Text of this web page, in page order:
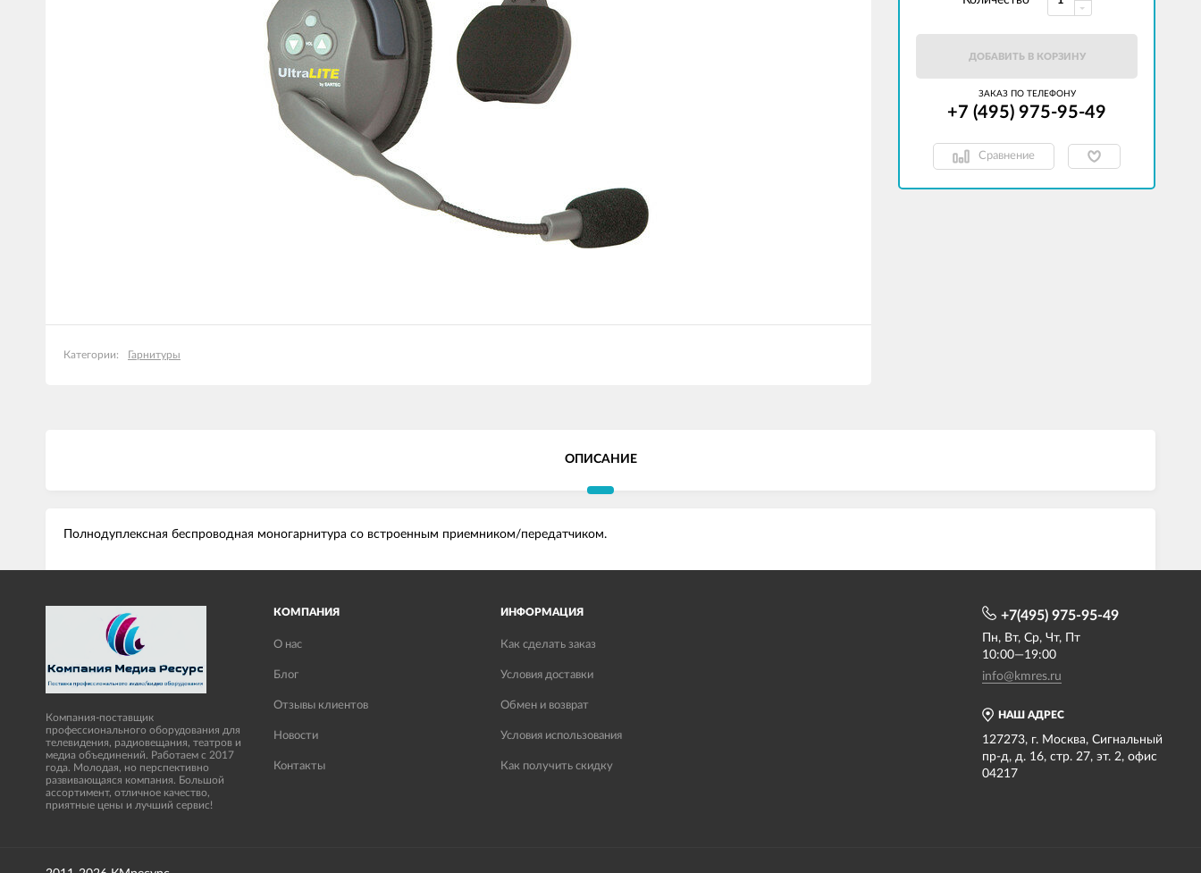
Категории: Гарнитуры
ДОБАВИТЬ В КОРЗИНУ
ЗАКАЗ ПО ТЕЛЕФОНУ
+7 (495) 975-95-49
Сравнение
ОПИСАНИЕ
Полнодуплексная беспроводная моногарнитура со встроенным приемником/передатчиком.
Компания-поставщик
профессионального оборудования для
телевидения, радиовещания, театров и
медиа объединений. Работаем с 2017
года. Молодая, но перспективно
развивающаяся компания. Большой
ассортимент, отличное качество,
приятные цены и лучший сервис!
КОМПАНИЯ
О нас
Блог
Отзывы клиентов
Новости
Контакты
ИНФОРМАЦИЯ
Как сделать заказ
Условия доставки
Обмен и возврат
Условия использования
Как получить скидку
НАШ АДРЕС
127273, г. Москва, Сигнальный
пр-д, д. 16, стр. 27, эт. 2, офис
04217
+7(495) 975-95-49
Пн, Вт, Ср, Чт, Пт
10:00—19:00
info@kmres.ru